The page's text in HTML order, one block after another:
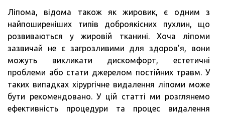
Ліпома, відома також як жировик, є одним з
найпоширеніших типів доброякісних пухлин, що
розвиваються у жировій тканині. Хоча ліпоми
зазвичай не є загрозливими для здоров’я, вони
можуть викликати дискомфорт, естетичні
проблеми або стати джерелом постійних травм. У
таких випадках хірургічне видалення ліпоми може
бути рекомендовано. У цій статті ми розглянемо
ефективність процедури та процес видалення